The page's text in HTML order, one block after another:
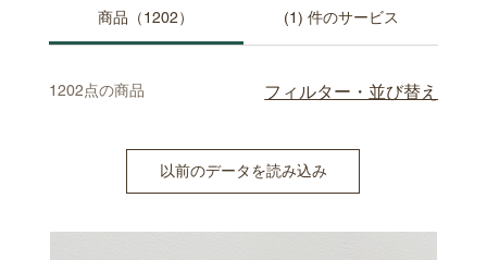
商品（1202） (1) 件のサービス
1202点の商品 フィルター・並び替え
以前のデータを読み込み